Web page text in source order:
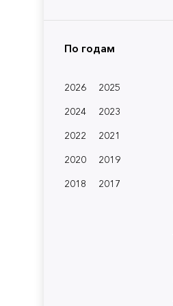
По годам
2026
2025
2024
2023
2022
2021
2020
2019
2018
2017